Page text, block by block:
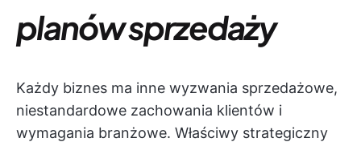
planów sprzedaży
Każdy biznes ma inne wyzwania sprzedażowe,
niestandardowe zachowania klientów i
wymagania branżowe. Właściwy strategiczny